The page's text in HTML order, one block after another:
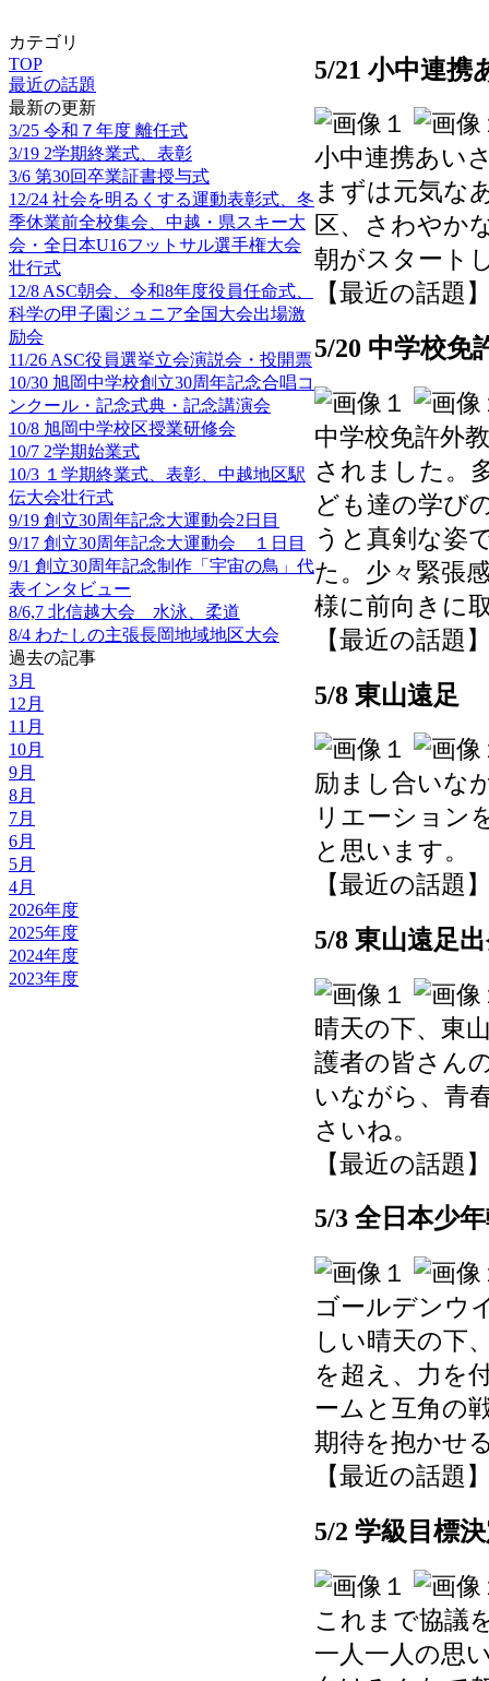
カテゴリ
TOP
最近の話題
最新の更新
3/25 令和７年度 離任式
3/19 2学期終業式、表彰
3/6 第30回卒業証書授与式
12/24 社会を明るくする運動表彰式、冬
季休業前全校集会、中越・県スキー大
会・全日本U16フットサル選手権大会
壮行式
12/8 ASC朝会、令和8年度役員任命式、
科学の甲子園ジュニア全国大会出場激
励会
11/26 ASC役員選挙立会演説会・投開票
10/30 旭岡中学校創立30周年記念合唱コ
ンクール・記念式典・記念講演会
10/8 旭岡中学校区授業研修会
10/7 2学期始業式
10/3 １学期終業式、表彰、中越地区駅
伝大会壮行式
9/19 創立30周年記念大運動会2日目
9/17 創立30周年記念大運動会 １日目
9/1 創立30周年記念制作「宇宙の鳥」代
表インタビュー
8/6,7 北信越大会 水泳、柔道
8/4 わたしの主張長岡地域地区大会
過去の記事
3月
12月
11月
10月
9月
8月
7月
6月
5月
4月
2026年度
2025年度
2024年度
2023年度
5/21 小中連携
小中連携あい
まずは元気な
区、さわやか
朝がスタート
【最近の話題
5/20 中学校免
中学校免許外
されました。
ども達の学び
うと真剣な姿
た。少々緊張
様に前向きに
【最近の話題
5/8 東山遠足
励まし合いな
リエーション
と思います。
【最近の話題
5/8 東山遠足
晴天の下、東
護者の皆さん
いながら、青
さいね。
【最近の話題
5/3 全日本少
ゴールデンウ
しい晴天の下
を超え、力を
ームと互角の
期待を抱かせ
【最近の話題
5/2 学級目標
これまで協議
一人一人の思